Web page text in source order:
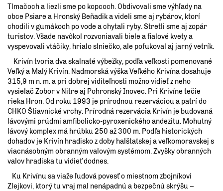
Tlmačoch a liezli sme po kopcoch. Obdivovali sme výhľady na
obce Psiare a Hronský Beňadik a videli sme aj rybárov, ktorí
chodili v gumákoch po vode a chytali ryby. Stretli sme aj zopár
turistov. Všade navôkol rozvoniavali biele a fialové kvety a
vyspevovali vtáčiky, hrialo slniečko, ale pofukoval aj jarný vetrík.
Krivín tvoria dva skalnaté výbežky, podľa veľkosti pomenované
Veľký a Malý Krivín. Nadmorská výška Veľkého Krivína dosahuje
315,9 m n. m. a pri dobrej viditeľnosti možno vidieť z neho
vysielač Zobor v Nitre aj Pohronský Inovec. Pri Krivíne tečie
rieka Hron. Od roku 1993 je prírodnou rezerváciou a patrí do
CHKO Štiavnické vrchy. Prírodná rezervácia Krivín je budovaná
lávovými prúdmi amfibolicko-pyroxenického andezitu. Mohutný
lávový komplex má hrúbku 250 až 300 m. Podľa historických
dohadov je Krivín hradisko z doby halštatskej a veľkomoravskej s
viacnásobným obranným valovým systémom. Zvyšky obranných
valov hradiska tu vidieť dodnes.
Ku Krivínu sa viaže ľudová povesť o miestnom zbojníkovi
Zlejkovi, ktorý tu vraj mal nenápadnú a bezpečnú skrýšu –